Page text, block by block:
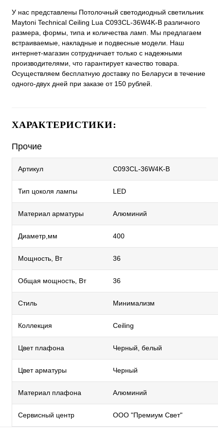
У нас представлены Потолочный светодиодный светильник
Maytoni Technical Ceiling Lua C093CL-36W4K-B различного
размера, формы, типа и количества ламп. Мы предлагаем
встраиваемые, накладные и подвесные модели. Наш
интернет-магазин сотрудничает только с надежными
производителями, что гарантирует качество товара.
Осуществляем бесплатную доставку по Беларуси в течение
одного-двух дней при заказе от 150 рублей.
ХАРАКТЕРИСТИКИ:
Прочие
Артикул C093CL-36W4K-B
Тип цоколя лампы LED
Материал арматуры Алюминий
Диаметр,мм 400
Мощность, Вт 36
Общая мощность, Вт 36
Стиль Минимализм
Коллекция Ceiling
Цвет плафона Черный, белый
Цвет арматуры Черный
Материал плафона Алюминий
Сервисный центр ООО "Премиум Свет"